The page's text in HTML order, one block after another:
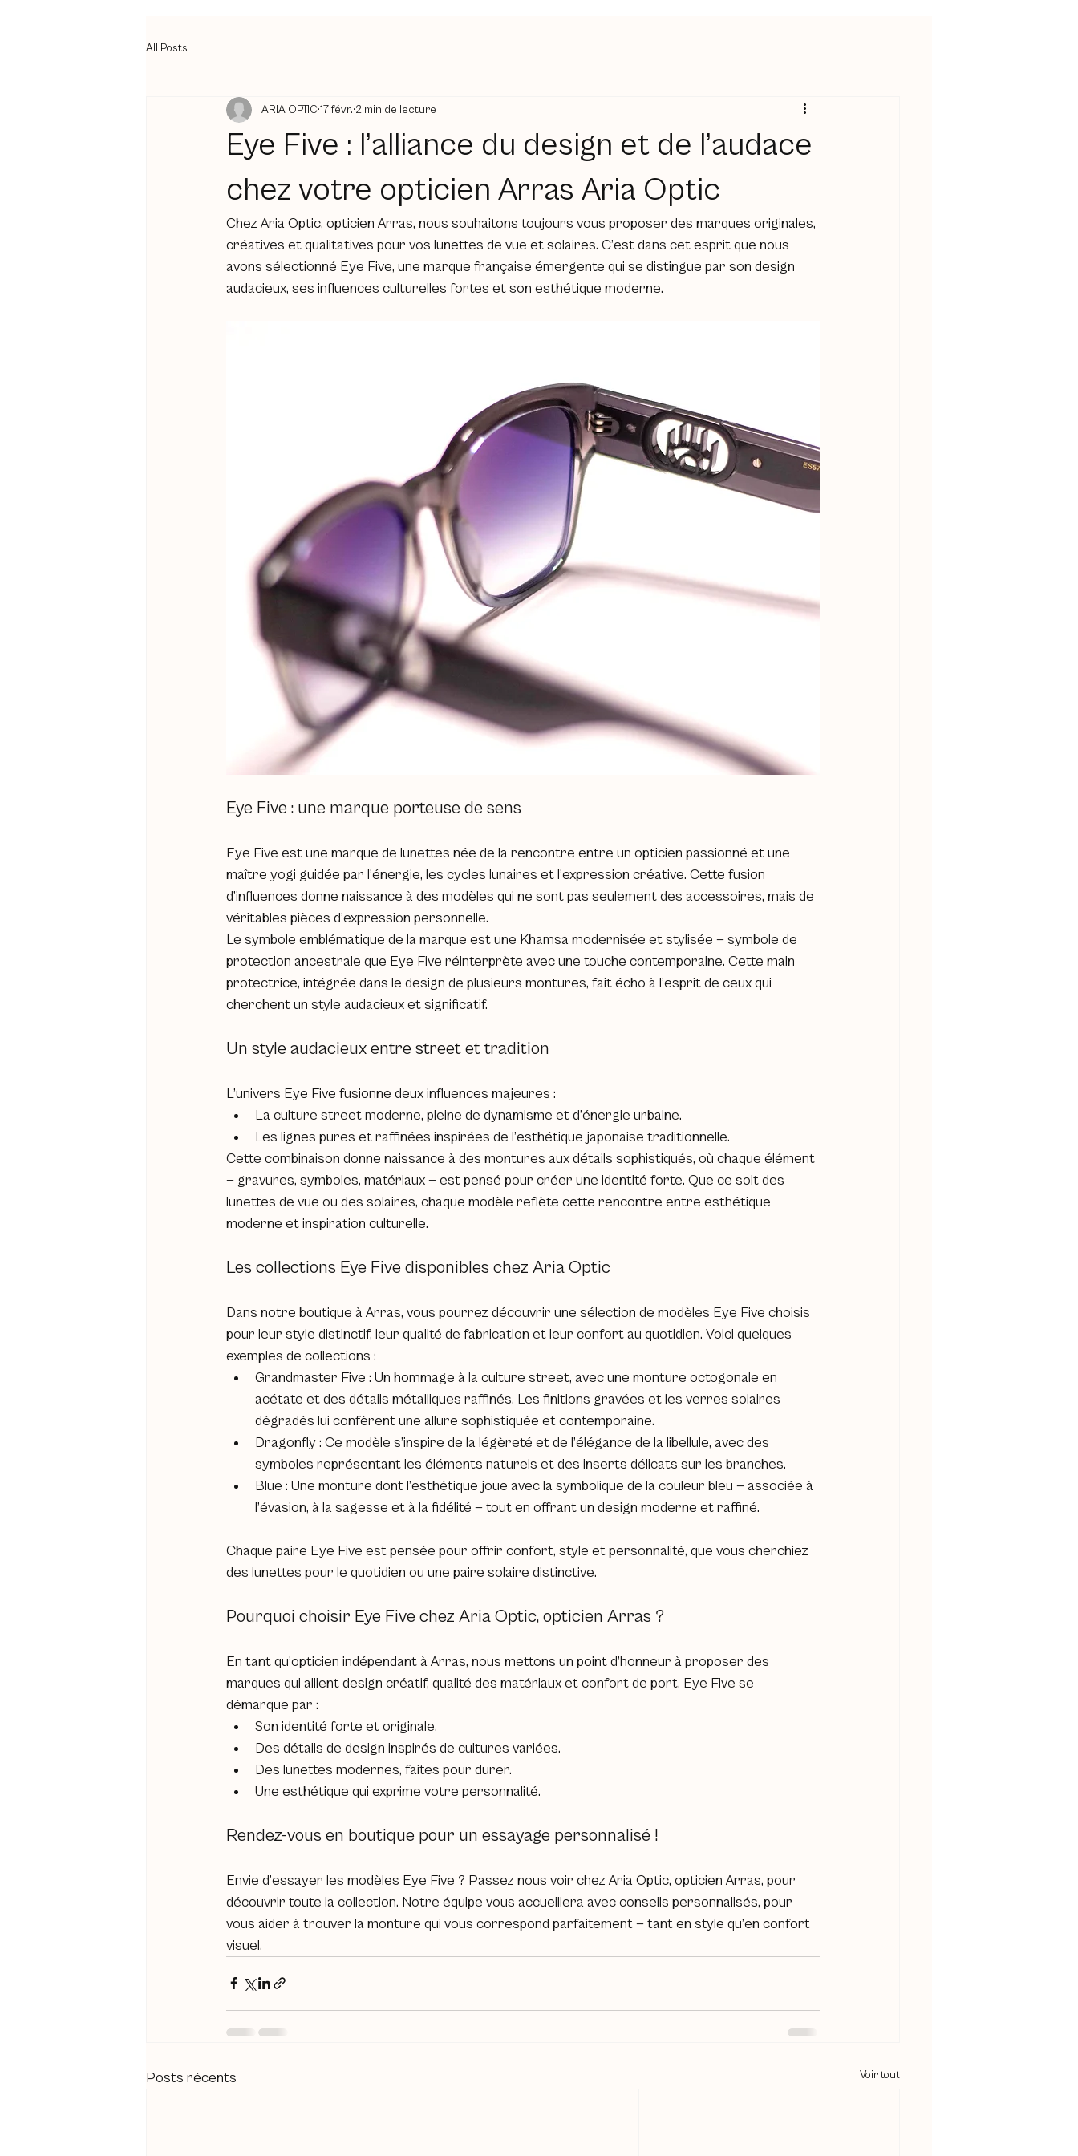
All Posts
Eye Five : l’alliance du design et de l’audace
chez votre opticien Arras Aria Optic
ARIA OPTIC 17 févr. 2 min de lecture
Chez Aria Optic, opticien Arras, nous souhaitons toujours vous proposer des marques originales,
créatives et qualitatives pour vos lunettes de vue et solaires. C’est dans cet esprit que nous
avons sélectionné Eye Five, une marque française émergente qui se distingue par son design
audacieux, ses influences culturelles fortes et son esthétique moderne.
Eye Five : une marque porteuse de sens
Eye Five est une marque de lunettes née de la rencontre entre un opticien passionné et une
maître yogi guidée par l’énergie, les cycles lunaires et l’expression créative. Cette fusion
d’influences donne naissance à des modèles qui ne sont pas seulement des accessoires, mais de
véritables pièces d’expression personnelle.
Le symbole emblématique de la marque est une Khamsa modernisée et stylisée — symbole de
protection ancestrale que Eye Five réinterprète avec une touche contemporaine. Cette main
protectrice, intégrée dans le design de plusieurs montures, fait écho à l’esprit de ceux qui
cherchent un style audacieux et significatif.
Un style audacieux entre street et tradition
L’univers Eye Five fusionne deux influences majeures :
La culture street moderne, pleine de dynamisme et d’énergie urbaine.
Les lignes pures et raffinées inspirées de l’esthétique japonaise traditionnelle.
Cette combinaison donne naissance à des montures aux détails sophistiqués, où chaque élément
— gravures, symboles, matériaux — est pensé pour créer une identité forte. Que ce soit des
lunettes de vue ou des solaires, chaque modèle reflète cette rencontre entre esthétique
moderne et inspiration culturelle.
Les collections Eye Five disponibles chez Aria Optic
Dans notre boutique à Arras, vous pourrez découvrir une sélection de modèles Eye Five choisis
pour leur style distinctif, leur qualité de fabrication et leur confort au quotidien. Voici quelques
exemples de collections :
Grandmaster Five : Un hommage à la culture street, avec une monture octogonale en
acétate et des détails métalliques raffinés. Les finitions gravées et les verres solaires
dégradés lui confèrent une allure sophistiquée et contemporaine.
Dragonfly : Ce modèle s’inspire de la légèreté et de l’élégance de la libellule, avec des
symboles représentant les éléments naturels et des inserts délicats sur les branches.
Blue : Une monture dont l’esthétique joue avec la symbolique de la couleur bleu — associée à
l’évasion, à la sagesse et à la fidélité — tout en offrant un design moderne et raffiné.
Chaque paire Eye Five est pensée pour offrir confort, style et personnalité, que vous cherchiez
des lunettes pour le quotidien ou une paire solaire distinctive.
Pourquoi choisir Eye Five chez Aria Optic, opticien Arras ?
En tant qu’opticien indépendant à Arras, nous mettons un point d’honneur à proposer des
marques qui allient design créatif, qualité des matériaux et confort de port. Eye Five se
démarque par :
Son identité forte et originale.
Des détails de design inspirés de cultures variées.
Des lunettes modernes, faites pour durer.
Une esthétique qui exprime votre personnalité.
Rendez-vous en boutique pour un essayage personnalisé !
Envie d’essayer les modèles Eye Five ? Passez nous voir chez Aria Optic, opticien Arras, pour
découvrir toute la collection. Notre équipe vous accueillera avec conseils personnalisés, pour
vous aider à trouver la monture qui vous correspond parfaitement — tant en style qu’en confort
visuel.
Posts récents Voir tout